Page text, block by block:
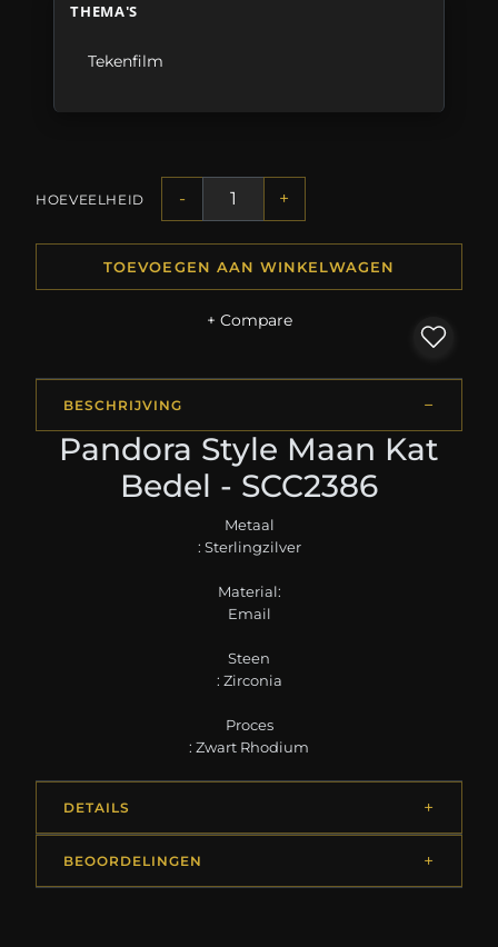
THEMA'S
Tekenfilm
HOEVEELHEID - +
TOEVOEGEN AAN WINKELWAGEN
+ Compare
BESCHRIJVING
Pandora Style Maan Kat
Bedel - SCC2386
Metaal
: Sterlingzilver
Material:
Email
Steen
: Zirconia
Proces
: Zwart Rhodium
DETAILS
BEOORDELINGEN